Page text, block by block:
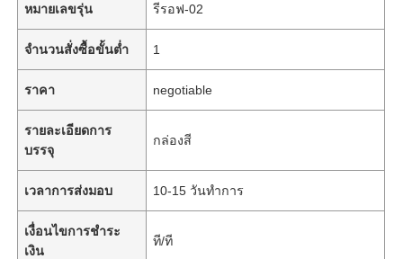
หมายเลขรุ่น รีรอฟ-02
จำนวนสั่งซื้อขั้นต่ำ 1
ราคา negotiable
รายละเอียดการ
บรรจุ
กล่องสี
เวลาการส่งมอบ 10-15 วันทำการ
เงื่อนไขการชำระ
เงิน
ที/ที